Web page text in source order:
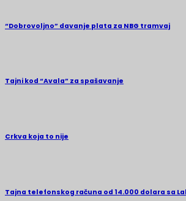
“Dobrovoljno” davanje plata za NBG tramvaj
Tajni kod “Avala” za spašavanje
Crkva koja to nije
Tajna telefonskog računa od 14.000 dolara sa